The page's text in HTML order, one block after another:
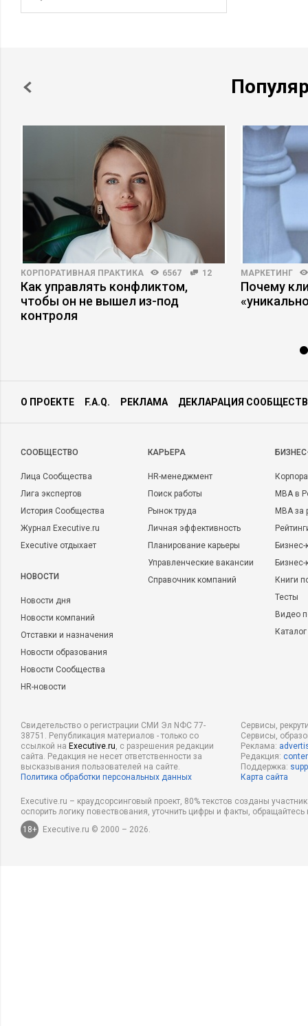
КОРПОРАТИВНАЯ ПРАКТИКА 6567 12
Как управлять конфликтом,
чтобы он не вышел из-под
контроля
МАРКЕТИНГ
Почему
О ПРОЕКТЕ F.A.Q. РЕКЛАМА ДЕКЛАРАЦИЯ
CООБЩЕСТВО
Лица Сообщества
Лига экспертов
История Сообщества
Журнал Executive.ru
Executive отдыхает
НОВОСТИ
Новости дня
Новости компаний
Отставки и назначения
Новости образования
Новости Сообщества
HR-новости
КАРЬЕРА
HR-менеджмент
Поиск работы
Рынок труда
Личная эффективность
Планирование карьеры
Управленческие вакансии
Справочник компаний
MBA в
MBA
Бизнес-
Книги
Тесты
Видео
Свидетельство о регистрации СМИ Эл NФС 77-
38751. Републикация материалов - только со
ссылкой на Executive.ru, с разрешения редакции
сайта. Редакция не несет ответственности за
высказывания пользователей на сайте.
Политика обработки персональных данных
Сервисы,
Сервисы,
Реклама:
Редакция:
Поддержка:
Карта сайта
Executive.ru – краудсорсинговый проект, 80% текстов созданы
оспорить логику повествования, уточнить цифры и факты,
18+
Executive.ru © 2000 – 2026.